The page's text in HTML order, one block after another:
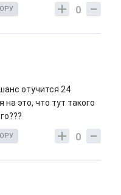
0
отучится 24
это, что тут такого
0